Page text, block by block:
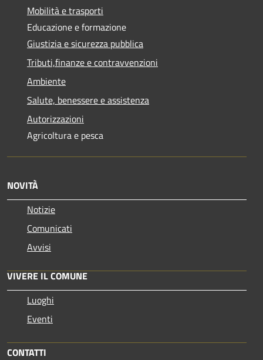
Mobilità e trasporti
Educazione e formazione
Giustizia e sicurezza pubblica
Tributi,finanze e contravvenzioni
Ambiente
Salute, benessere e assistenza
Autorizzazioni
Agricoltura e pesca
NOVITÀ
Notizie
Comunicati
Avvisi
VIVERE IL COMUNE
Luoghi
Eventi
CONTATTI